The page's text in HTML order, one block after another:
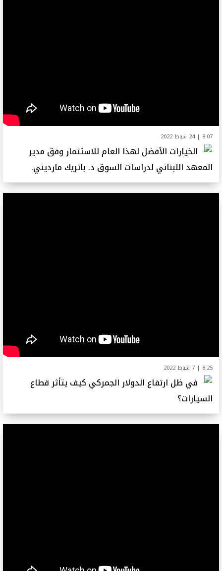
8:07 | 24 شباط 2022
الخيارات الأفضل لهذا العام للاستثمار وفق مدير
المعهد اللبناني لدراسات السوق د. باتريك مارديني.
8:25 | 7 شباط 2022
في ظل ارتفاع الدولار الجمركي كيف يتأثر قطاع
السيارات؟